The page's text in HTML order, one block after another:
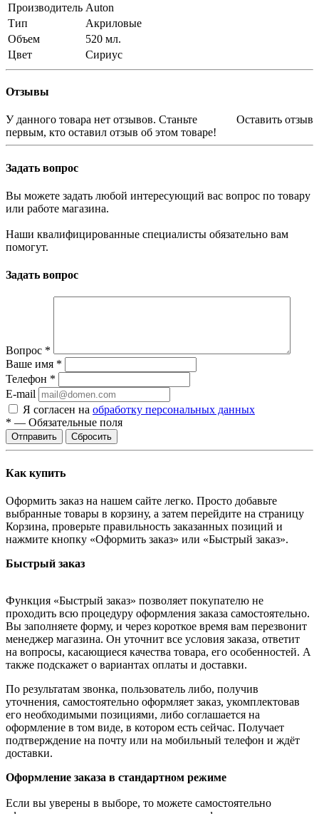
Производитель Auton
Тип
Акриловые
Объем
520 мл.
Цвет
Сириус
Отзывы
Оставить отзыв
У данного товара нет отзывов. Станьте
первым, кто оставил отзыв об этом товаре!
Задать вопрос
Вы можете задать любой интересующий вас вопрос по товару
или работе магазина.
Наши квалифицированные специалисты обязательно вам
помогут.
Задать вопрос
Вопрос *
Ваше имя *
Телефон *
E-mail
Я согласен на обработку персональных данных
* — Обязательные поля
Сбросить
Как купить
Оформить заказ на нашем сайте легко. Просто добавьте
выбранные товары в корзину, а затем перейдите на страницу
Корзина, проверьте правильность заказанных позиций и
нажмите кнопку «Оформить заказ» или «Быстрый заказ».
Быстрый заказ
Функция «Быстрый заказ» позволяет покупателю не
проходить всю процедуру оформления заказа самостоятельно.
Вы заполняете форму, и через короткое время вам перезвонит
менеджер магазина. Он уточнит все условия заказа, ответит
на вопросы, касающиеся качества товара, его особенностей. А
также подскажет о вариантах оплаты и доставки.
По результатам звонка, пользователь либо, получив
уточнения, самостоятельно оформляет заказ, укомплектовав
его необходимыми позициями, либо соглашается на
оформление в том виде, в котором есть сейчас. Получает
подтверждение на почту или на мобильный телефон и ждёт
доставки.
Оформление заказа в стандартном режиме
Если вы уверены в выборе, то можете самостоятельно